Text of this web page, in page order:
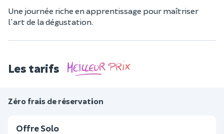
Une journée riche en apprentissage pour maîtriser
l'art de la dégustation.
Les tarifs
Zéro frais de réservation
Offre Solo